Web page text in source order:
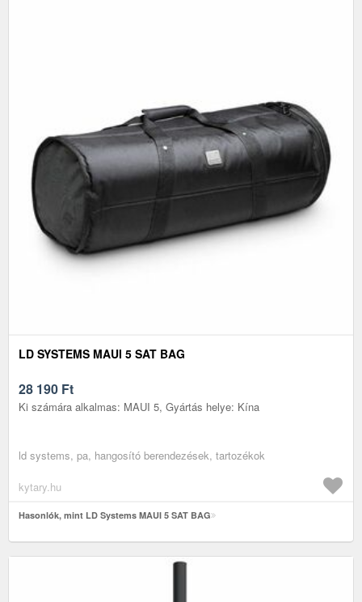
LD SYSTEMS MAUI 5 SAT BAG
28 190 Ft
Ki számára alkalmas: MAUI 5, Gyártás helye: Kína
ld systems, pa, hangosító berendezések, tartozékok
kytary.hu
Hasonlók, mint LD Systems MAUI 5 SAT BAG